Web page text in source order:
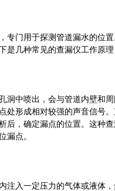
门用于探测管道漏水的位置
是几种常见的查漏仪工作原
中喷出，会与管道内壁和周
处形成相对较强的声音信号
后，确定漏点的位置。这种
漏点。
入一定压力的气体或液体，